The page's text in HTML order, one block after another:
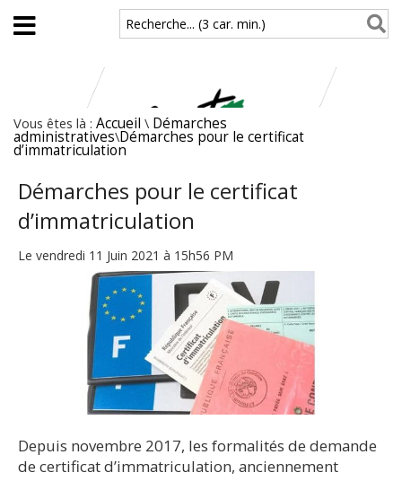
Aller au contenu principal
Recherche... (3 car. min.)
Vous êtes là : Accueil \ Démarches
administratives\Démarches pour le certificat
d’immatriculation
Démarches pour le certificat
d’immatriculation
Le vendredi 11 Juin 2021 à 15h56 PM
Depuis novembre 2017, les formalités de demande
de certificat d’immatriculation, anciennement